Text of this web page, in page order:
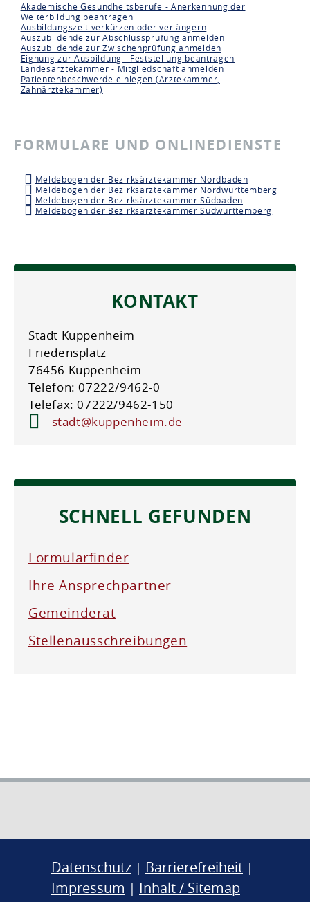
Akademische Gesundheitsberufe - Anerkennung der
Weiterbildung beantragen
Ausbildungszeit verkürzen oder verlängern
Auszubildende zur Abschlussprüfung anmelden
Auszubildende zur Zwischenprüfung anmelden
Eignung zur Ausbildung - Feststellung beantragen
Landesärztekammer - Mitgliedschaft anmelden
Patientenbeschwerde einlegen (Ärztekammer,
Zahnärztekammer)
FORMULARE UND ONLINEDIENSTE
Meldebogen der Bezirksärztekammer Nordbaden
Meldebogen der Bezirksärztekammer Nordwürttemberg
Meldebogen der Bezirksärztekammer Südbaden
Meldebogen der Bezirksärztekammer Südwürttemberg
KONTAKT
Stadt Kuppenheim
Friedensplatz
76456 Kuppenheim
Telefon: 07222/9462-0
Telefax: 07222/9462-150
stadt@kuppenheim.de
SCHNELL GEFUNDEN
Formularfinder
Ihre Ansprechpartner
Gemeinderat
Stellenausschreibungen
Datenschutz | Barrierefreiheit |
Impressum | Inhalt / Sitemap